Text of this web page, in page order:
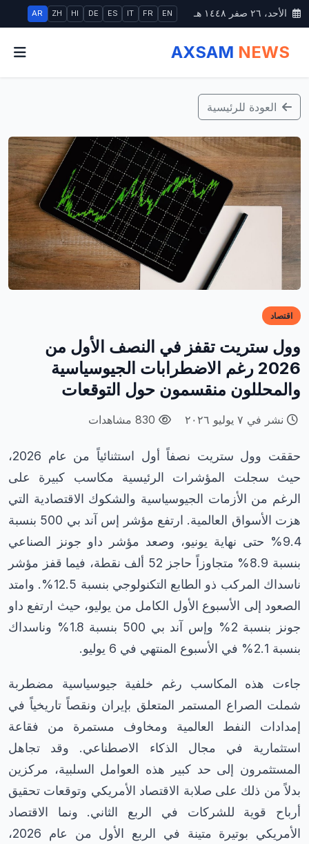
الأحد، ٢٦ صفر ١٤٤٨ هـ EN
FR
IT
ES
DE
HI
ZH
AR
AXSAM NEWS
العودة للرئيسية
اقتصاد
وول ستريت تقفز في النصف الأول من
2026 رغم الاضطرابات الجيوسياسية
والمحللون منقسمون حول التوقعات
نشر في ٧ يوليو ٢٠٢٦
حققت وول ستريت نصفاً أول استثنائياً من عام 2026،
حيث سجلت المؤشرات الرئيسية مكاسب كبيرة على
الرغم من الأزمات الجيوسياسية والشكوك الاقتصادية التي
هزت الأسواق العالمية. ارتفع مؤشر إس آند بي 500 بنسبة
9.4% حتى نهاية يونيو، وصعد مؤشر داو جونز الصناعي
بنسبة 8.9% متجاوزاً حاجز 52 ألف نقطة، فيما قفز مؤشر
ناسداك المركب ذو الطابع التكنولوجي بنسبة 12.5%. وامتد
الصعود إلى الأسبوع الأول الكامل من يوليو، حيث ارتفع داو
جونز بنسبة 2% وإس آند بي 500 بنسبة 1.8% وناسداك
بنسبة 2.1% في الأسبوع المنتهي في 6 يوليو.
جاءت هذه المكاسب رغم خلفية جيوسياسية مضطربة
شملت الصراع المستمر المتعلق بإيران ونقصاً تاريخياً في
إمدادات النفط العالمية ومخاوف مستمرة من فقاعة
استثمارية في مجال الذكاء الاصطناعي. وقد تجاهل
المستثمرون إلى حد كبير هذه العوامل السلبية، مركزين
بدلاً من ذلك على صلابة الاقتصاد الأمريكي وتوقعات تحقيق
أرباح قوية للشركات في الربع الثاني. ونما الاقتصاد
الأمريكي بوتيرة متينة في الربع الأول من عام 2026،